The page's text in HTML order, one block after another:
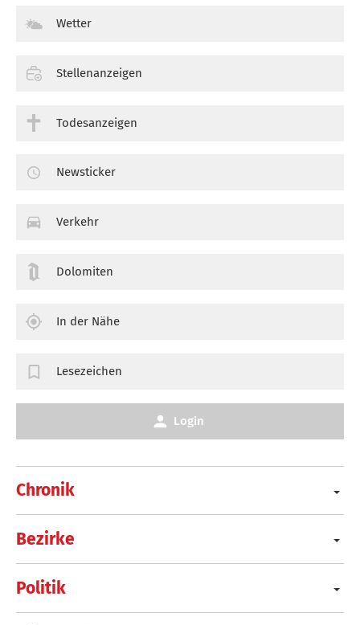
Chronik
Bezirke
Politik
Wetter
Stellenanzeigen
Todesanzeigen
Newsticker
Verkehr
Dolomiten
In der Nähe
Lesezeichen
Login